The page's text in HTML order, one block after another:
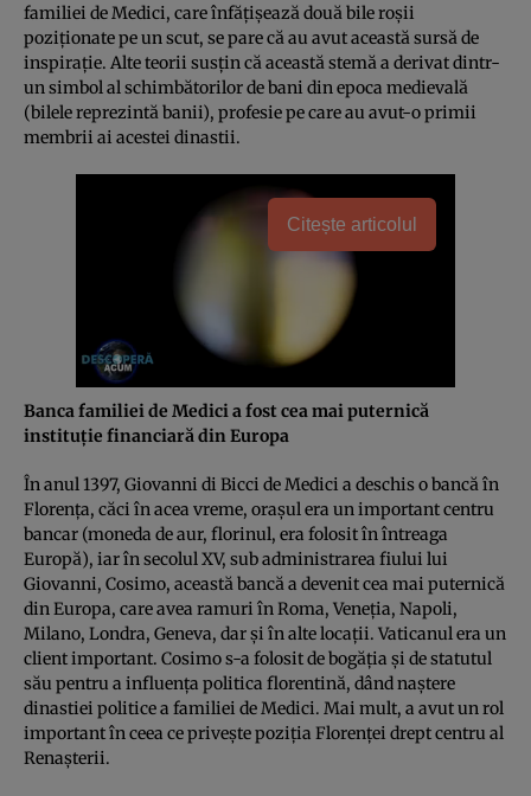
familiei de Medici, care înfăţişează două bile roşii
poziţionate pe un scut, se pare că au avut această sursă de
inspiraţie. Alte teorii susţin că această stemă a derivat dintr-
un simbol al schimbătorilor de bani din epoca medievală
(bilele reprezintă banii), profesie pe care au avut-o primii
membrii ai acestei dinastii.
Citește articolul
Banca familiei de Medici a fost cea mai puternică
instituţie financiară din Europa
În anul 1397, Giovanni di Bicci de Medici a deschis o bancă în
Florenţa, căci în acea vreme, oraşul era un important centru
bancar (moneda de aur, florinul, era folosit în întreaga
Europă), iar în secolul XV, sub administrarea fiului lui
Giovanni, Cosimo, această bancă a devenit cea mai puternică
din Europa, care avea ramuri în Roma, Veneţia, Napoli,
Milano, Londra, Geneva, dar şi în alte locaţii. Vaticanul era un
client important. Cosimo s-a folosit de bogăţia şi de statutul
său pentru a influenţa politica florentină, dând naştere
dinastiei politice a familiei de Medici. Mai mult, a avut un rol
important în ceea ce priveşte poziţia Florenţei drept centru al
Renaşterii.